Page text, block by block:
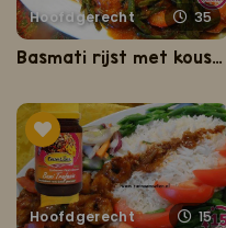
Hoofdgerecht 35
Basmati rijst met kousenband de luxe
Hoofdgerecht 15